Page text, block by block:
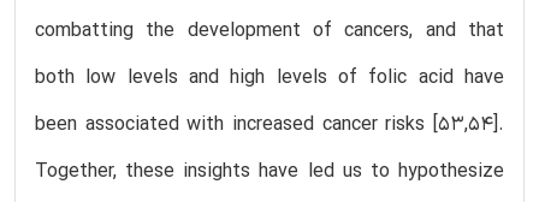
combatting the development of cancers, and that
both low levels and high levels of folic acid have
been associated with increased cancer risks [53,54].
Together, these insights have led us to hypothesize